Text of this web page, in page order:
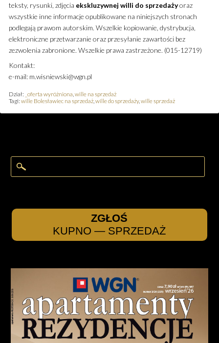
teksty, rysunki, zdjęcia ekskluzywnej willi do sprzedażyoraz
wszystkie inne informacje opublikowane na niniejszych stronach
podlegają prawom autorskim. Wszelkie kopiowanie, dystrybucja,
elektroniczne przetwarzanie oraz przesyłanie zawartości bez
zezwolenia zabronione. Wszelkie prawa zastrzeżone. (015-12719)
Kontakt:
e-mail: m.wisniewski@wgn.pl
Dział: _oferta wyróżniona wille na sprzedaż
Tagi: wille Bolesławiec na sprzedaż, wille do sprzedaży, wille sprzedaż
ZGŁOŚ
KUPNO — SPRZEDAŻ